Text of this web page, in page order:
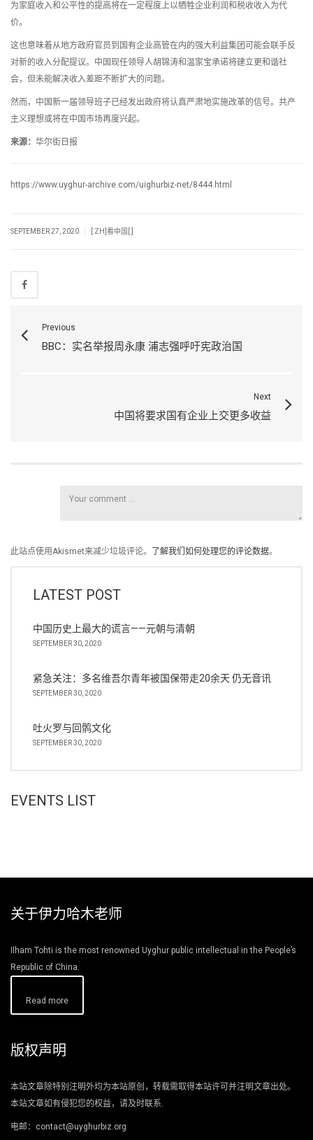
为家庭收入和公平性的提高将在一定程度上以牺牲企业利润和税收收入为代
价。
这也意味着从地方政府官员到国有企业高管在内的强大利益集团可能会联手反
对新的收入分配提议。中国现任领导人胡锦涛和温家宝承诺将建立更和谐社
会，但未能解决收入差距不断扩大的问题。
然而，中国新一届领导班子已经发出政府将认真严肃地实施改革的信号。共产
主义理想或将在中国市场再度兴起。
来源： 华尔街日报
https://www.uyghur-archive.com/uighurbiz-net/8444.html
SEPTEMBER 27, 2020 [:ZH]看中国[:]
Previous
BBC：实名举报周永康 浦志强呼吁宪政治国
Next
中国将要求国有企业上交更多收益
此站点使用Akismet来减少垃圾评论。 了解我们如何处理您的评论数据。
LATEST POST
中国历史上最大的谎言——元朝与清朝
SEPTEMBER 30, 2020
紧急关注：多名维吾尔青年被国保带走20余天 仍无音讯
SEPTEMBER 30, 2020
吐火罗与回鹘文化
SEPTEMBER 30, 2020
EVENTS LIST
关于伊力哈木老师
Ilham Tohti is the most renowned Uyghur public intellectual in the People’s
Republic of China.
Read more
版权声明
本站文章除特别注明外均为本站原创，转载需取得本站许可并注明文章出处。
本站文章如有侵犯您的权益，请及时联系.
电邮：contact@uyghurbiz.org